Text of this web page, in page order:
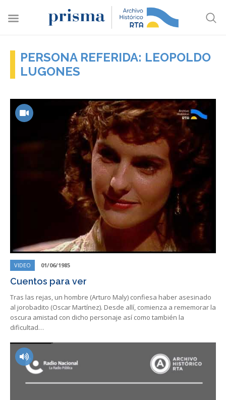
PERSONA REFERIDA: LEOPOLDO
LUGONES
VIDEO 01/06/1985
Cuentos para ver
Tras las rejas, un hombre (Arturo Maly) confiesa haber asesinado
al jorobadito (Oscar Martínez). Desde allí, comienza a rememorar la
oscura amistad con dicho personaje así como también la
dificultad…